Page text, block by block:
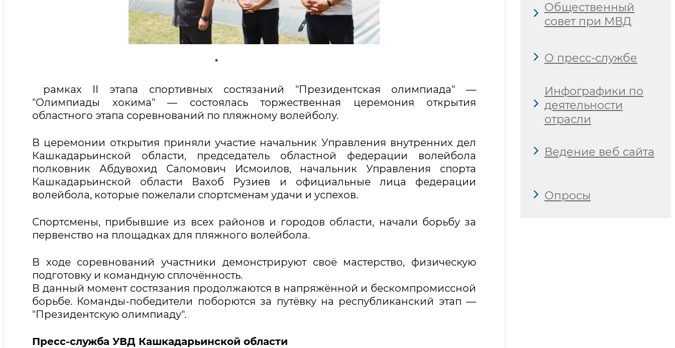
рамках II этапа спортивных состязаний "Президентская олимпиада" —
"Олимпиады хокима" — состоялась торжественная церемония открытия
областного этапа соревнований по пляжному волейболу.
В церемонии открытия приняли участие начальник Управления внутренних дел
Кашкадарьинской области, председатель областной федерации волейбола
полковник Абдувохид Саломович Исмоилов, начальник Управления спорта
Кашкадарьинской области Вахоб Рузиев и официальные лица федерации
волейбола, которые пожелали спортсменам удачи и успехов.
Спортсмены, прибывшие из всех районов и городов области, начали борьбу за
первенство на площадках для пляжного волейбола.
В ходе соревнований участники демонстрируют своё мастерство, физическую
подготовку и командную сплочённость.
В данный момент состязания продолжаются в напряжённой и бескомпромиссной
борьбе. Команды-победители поборются за путёвку на республиканский этап —
"Президентскую олимпиаду".
Пресс-служба УВД Кашкадарьинской области
Общественный
совет при МВД
О пресс-службе
Инфографики по
деятельности
отрасли
Ведение веб сайта
Опросы